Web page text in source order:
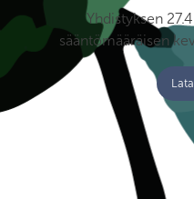
Yhdistyksen
sääntömääräisen